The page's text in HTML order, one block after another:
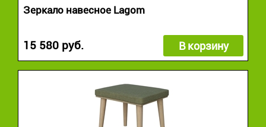
Зеркало навесное Lagom
15 580 руб. В корзину